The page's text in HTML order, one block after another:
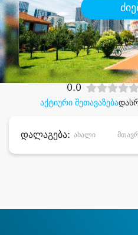
შეიძინე
დიდი
აქტიური შეთავაზება
0.0
დალაგება: ახალი